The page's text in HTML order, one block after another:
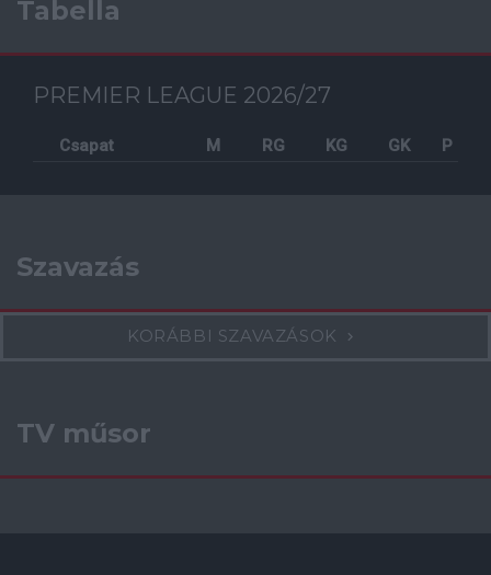
Tabella
PREMIER LEAGUE 2026/27
Csapat M RG KG GK P
Szavazás
KORÁBBI SZAVAZÁSOK
TV műsor